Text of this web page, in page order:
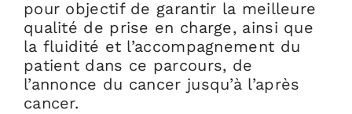
pour objectif de garantir la meilleure
qualité de prise en charge, ainsi que
la fluidité et l’accompagnement du
patient dans ce parcours, de
l’annonce du cancer jusqu’à l’après
cancer.